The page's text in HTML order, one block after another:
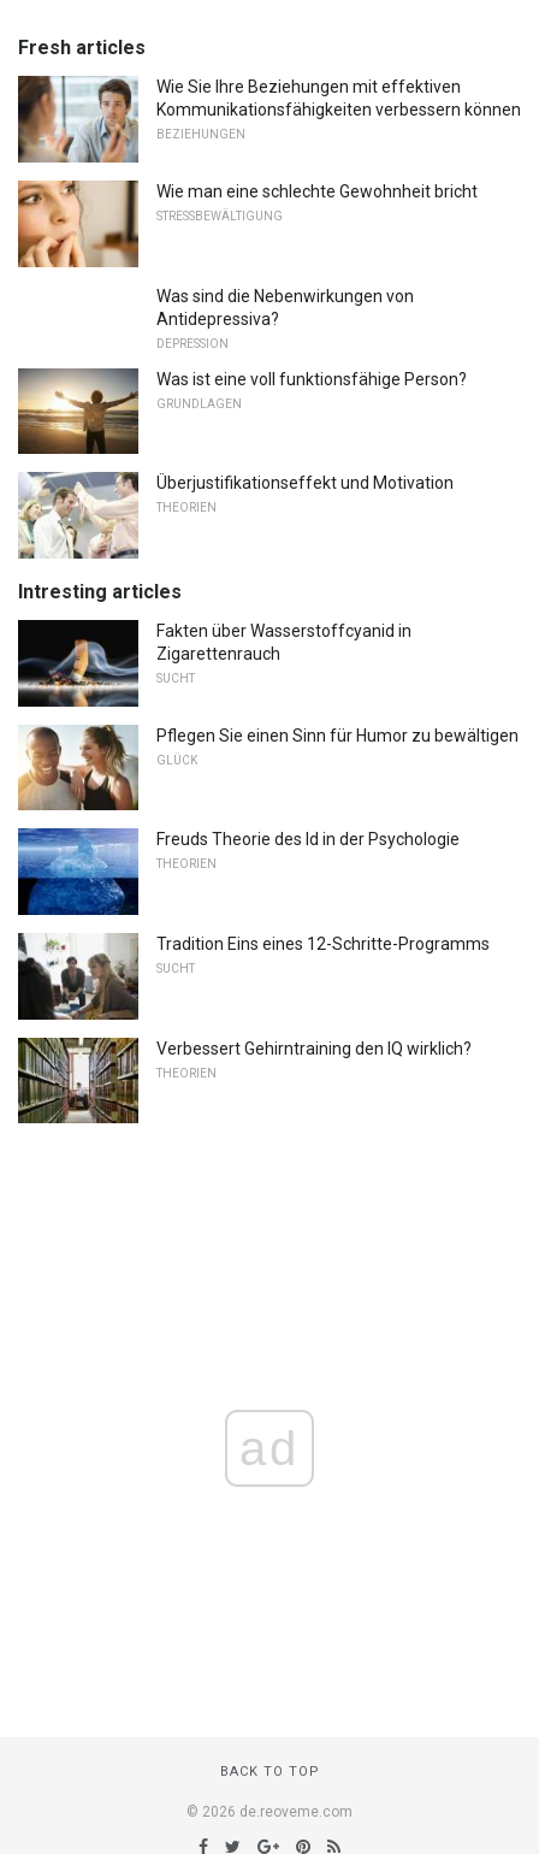
Fresh articles
Wie Sie Ihre Beziehungen mit effektiven
Kommunikationsfähigkeiten verbessern können
BEZIEHUNGEN
Wie man eine schlechte Gewohnheit bricht
STRESSBEWÄLTIGUNG
Was sind die Nebenwirkungen von
Antidepressiva?
DEPRESSION
Was ist eine voll funktionsfähige Person?
GRUNDLAGEN
Überjustifikationseffekt und Motivation
THEORIEN
Intresting articles
Fakten über Wasserstoffcyanid in
Zigarettenrauch
SUCHT
Pflegen Sie einen Sinn für Humor zu bewältigen
GLÜCK
Freuds Theorie des Id in der Psychologie
THEORIEN
Tradition Eins eines 12-Schritte-Programms
SUCHT
Verbessert Gehirntraining den IQ wirklich?
THEORIEN
ad
BACK TO TOP
© 2026 de.reoveme.com